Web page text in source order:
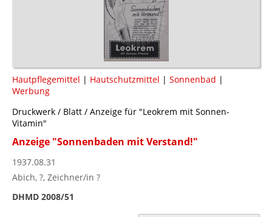
Hautpflegemittel | Hautschutzmittel | Sonnenbad |
Werbung
Druckwerk / Blatt / Anzeige für "Leokrem mit Sonnen-
Vitamin"
Anzeige "Sonnenbaden mit Verstand!"
1937.08.31
Abich, ?, Zeichner/in ?
DHMD 2008/51